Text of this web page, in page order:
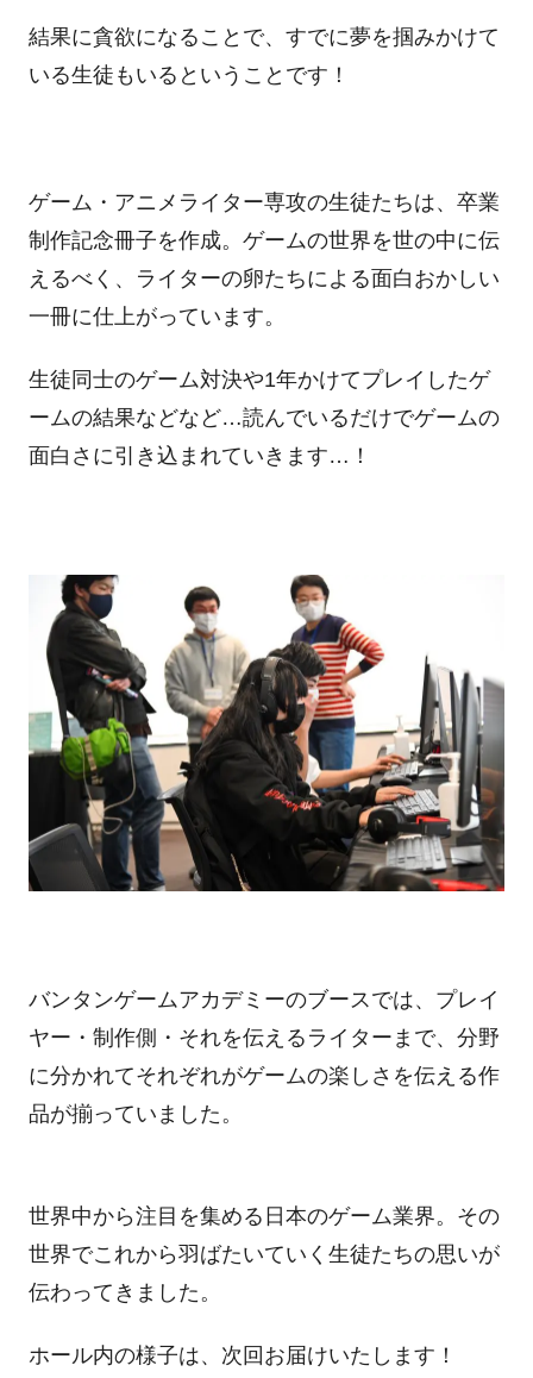
結果に貪欲になることで、すでに夢を掴みかけて
いる生徒もいるということです！
ゲーム・アニメライター専攻の生徒たちは、卒業
制作記念冊子を作成。ゲームの世界を世の中に伝
えるべく、ライターの卵たちによる面白おかしい
一冊に仕上がっています。
生徒同士のゲーム対決や1年かけてプレイしたゲ
ームの結果などなど…読んでいるだけでゲームの
面白さに引き込まれていきます…！
バンタンゲームアカデミーのブースでは、プレイ
ヤー・制作側・それを伝えるライターまで、分野
に分かれてそれぞれがゲームの楽しさを伝える作
品が揃っていました。
世界中から注目を集める日本のゲーム業界。その
世界でこれから羽ばたいていく生徒たちの思いが
伝わってきました。
ホール内の様子は、次回お届けいたします！